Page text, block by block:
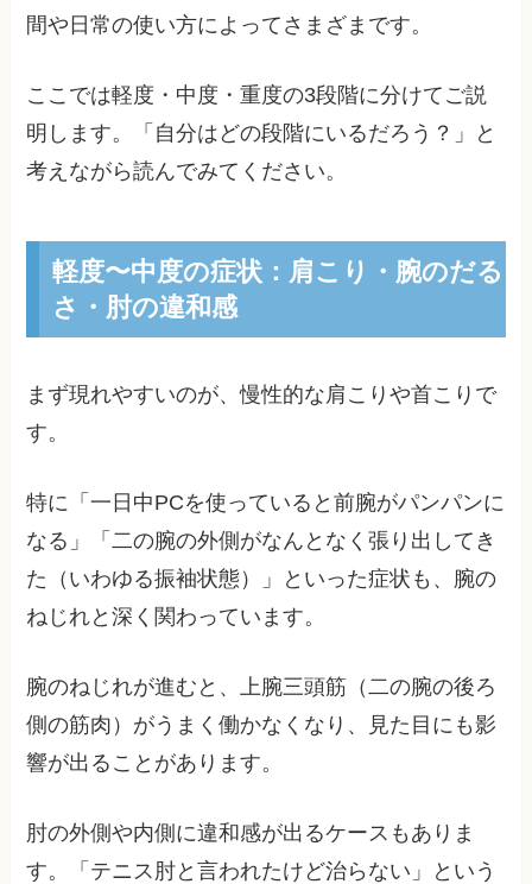
間や日常の使い方によってさまざまです。
ここでは軽度・中度・重度の3段階に分けてご説
明します。「自分はどの段階にいるだろう？」と
考えながら読んでみてください。
軽度〜中度の症状：肩こり・腕のだる
さ・肘の違和感
まず現れやすいのが、慢性的な肩こりや首こりで
す。
特に「一日中PCを使っていると前腕がパンパンに
なる」「二の腕の外側がなんとなく張り出してき
た（いわゆる振袖状態）」といった症状も、腕の
ねじれと深く関わっています。
腕のねじれが進むと、上腕三頭筋（二の腕の後ろ
側の筋肉）がうまく働かなくなり、見た目にも影
響が出ることがあります。
肘の外側や内側に違和感が出るケースもありま
す。「テニス肘と言われたけど治らない」という